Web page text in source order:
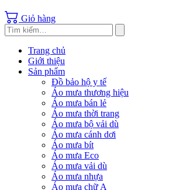
Giỏ hàng
Trang chủ
Giới thiệu
Sản phẩm
Đồ bảo hộ y tế
Áo mưa thương hiệu
Áo mưa bán lẻ
Áo mưa thời trang
Áo mưa bộ vải dù
Áo mưa cánh dơi
Áo mưa bít
Áo mưa Eco
Áo mưa vải dù
Áo mưa nhựa
Áo mưa chữ A